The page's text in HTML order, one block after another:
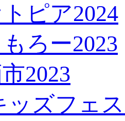
ピア2024
ろー2023
2023
ッズフェ